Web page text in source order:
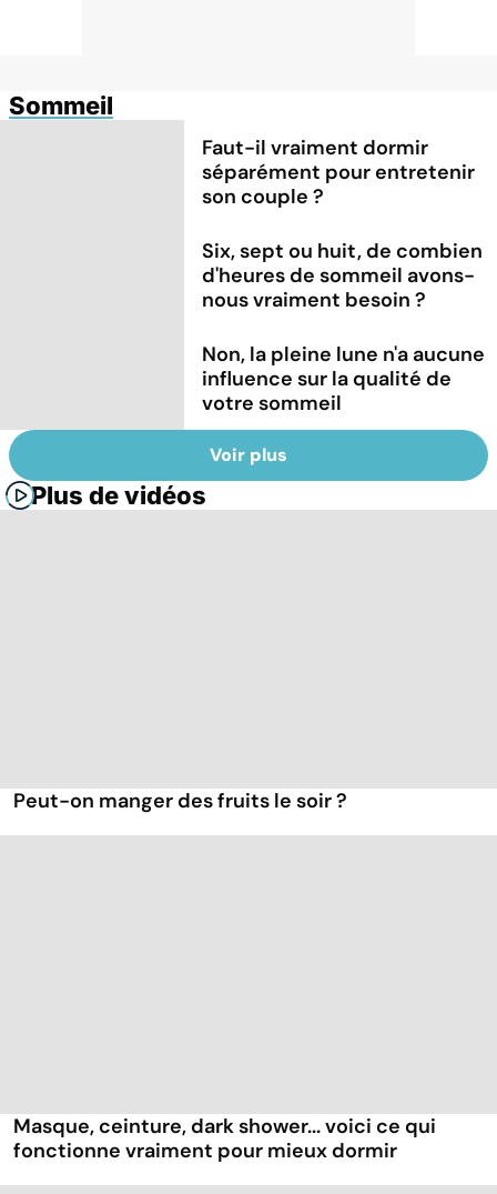
Sommeil
Faut-il vraiment dormir
séparément pour entretenir
son couple ?
Six, sept ou huit, de combien
d'heures de sommeil avons-
nous vraiment besoin ?
Non, la pleine lune n'a aucune
influence sur la qualité de
votre sommeil
Voir plus
Plus de vidéos
Peut-on manger des fruits le soir ?
Masque, ceinture, dark shower... voici ce qui
fonctionne vraiment pour mieux dormir